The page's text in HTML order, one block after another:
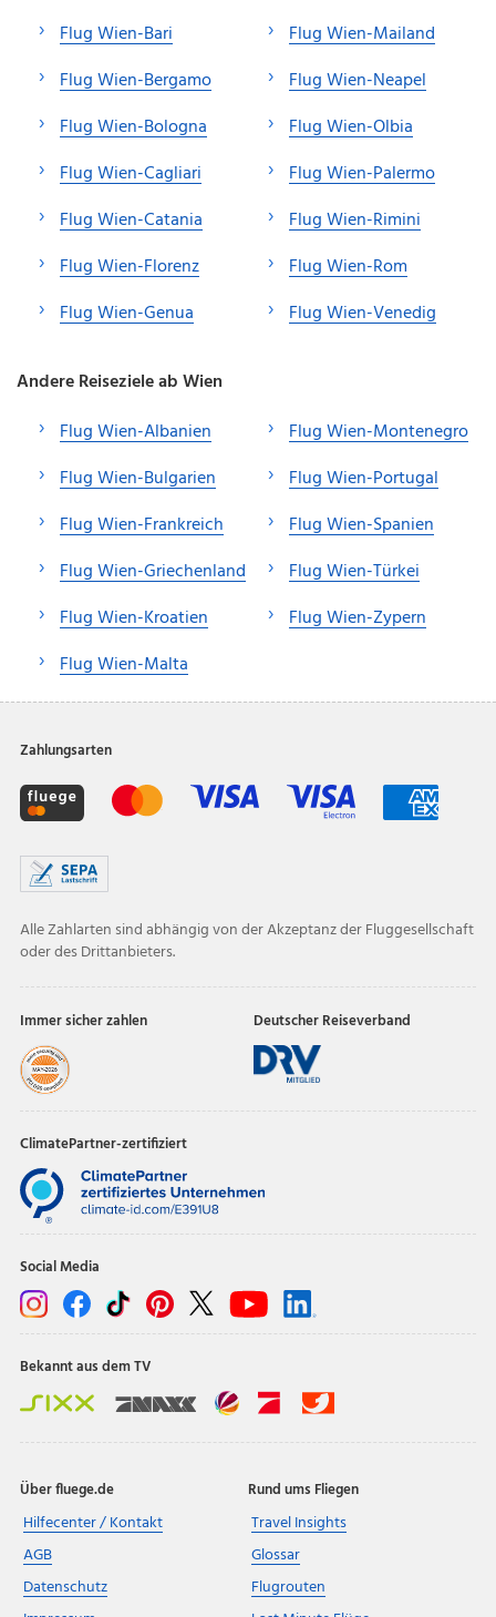
Flug Wien-Bari
Flug Wien-Bergamo
Flug Wien-Bologna
Flug Wien-Cagliari
Flug Wien-Catania
Flug Wien-Florenz
Flug Wien-Genua
Flug Wien-Mailand
Flug Wien-Neapel
Flug Wien-Olbia
Flug Wien-Palermo
Flug Wien-Rimini
Flug Wien-Rom
Flug Wien-Venedig
Andere Reiseziele ab Wien
Flug Wien-Albanien
Flug Wien-Bulgarien
Flug Wien-Frankreich
Flug Wien-Griechenland
Flug Wien-Kroatien
Flug Wien-Malta
Flug Wien-Montenegro
Flug Wien-Portugal
Flug Wien-Spanien
Flug Wien-Türkei
Flug Wien-Zypern